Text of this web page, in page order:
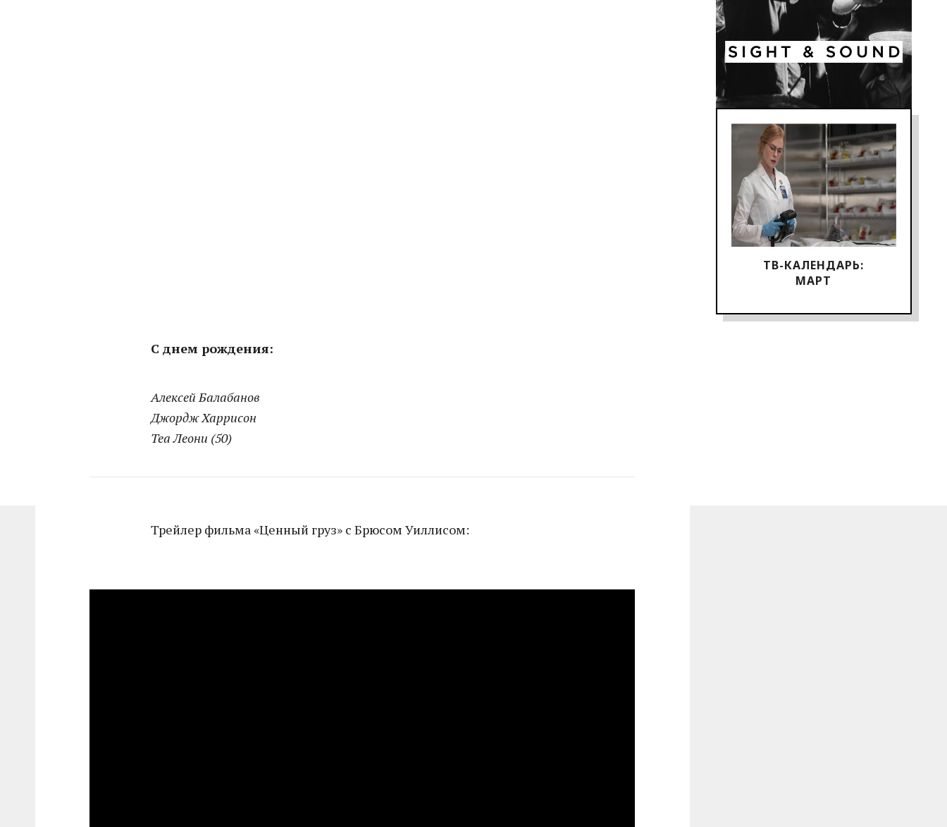
ТВ-КАЛЕНДАРЬ:
МАРТ
С днем рождения:
Алексей Балабанов
Джордж Харрисон
Теа Леони (50)
Трейлер фильма «Ценный груз» с Брюсом Уиллисом: